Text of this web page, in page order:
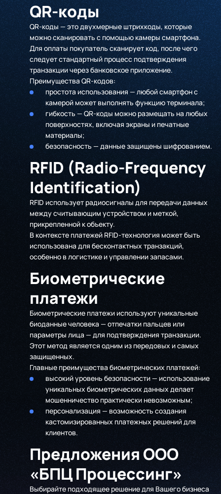
QR-коды
QR-коды — это двухмерные штрихкоды, которые
можно сканировать с помощью камеры смартфона.
Для оплаты покупатель сканирует код, после чего
следует стандартный процесс подтверждения
транзакции через банковское приложение.
Преимущества QR-кодов:
простота использования — любой смартфон с
камерой может выполнять функцию терминала;
гибкость — QR-коды можно размещать на любых
поверхностях, включая экраны и печатные
материалы;
безопасность — данные защищены шифрованием.
RFID (Radio-Frequency
Identification)
RFID использует радиосигналы для передачи данных
между считывающим устройством и меткой,
прикрепленной к объекту.
В контексте платежей RFID-технология может быть
использована для бесконтактных транзакций,
особенно в логистике и управлении запасами.
Биометрические
платежи
Биометрические платежи используют уникальные
биоданные человека — отпечатки пальцев или
параметры лица — для подтверждения транзакции.
Этот метод является одним из передовых и самых
защищенных.
Главные преимущества биометрических платежей:
высокий уровень безопасности — использование
уникальных биометрических данных делает
мошенничество практически невозможным;
персонализация — возможность создания
кастомизированных платежных решений для
клиентов.
Предложения ООО
«БПЦ Процессинг»
Выбирайте подходящее решение для Вашего бизнеса